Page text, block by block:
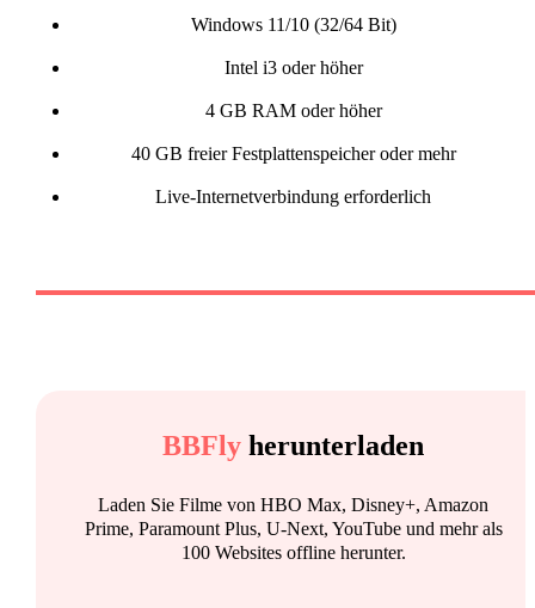
Windows 11/10 (32/64 Bit)
Intel i3 oder höher
4 GB RAM oder höher
40 GB freier Festplattenspeicher oder mehr
Live-Internetverbindung erforderlich
BBFlyherunterladen
Laden Sie Filme von HBO Max, Disney+, Amazon
Prime, Paramount Plus, U-Next, YouTube und mehr als
100 Websites offline herunter.